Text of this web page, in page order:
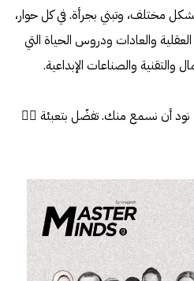
بشكل مختلف، وتبني بجرأة. في كل حوار،
والعادات ودروس الحياة التي
والتقنية والصناعات الإبداعية.
أن نسمع منك. تفضّل بتعبئة 👈🏼